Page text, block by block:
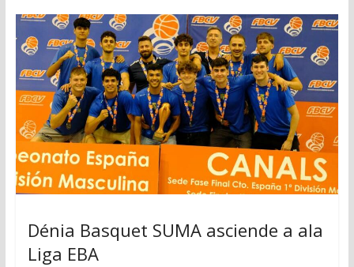
Dénia Basquet SUMA asciende a ala
Liga EBA